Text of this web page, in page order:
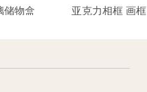
储物盒 亚克力相框 画框